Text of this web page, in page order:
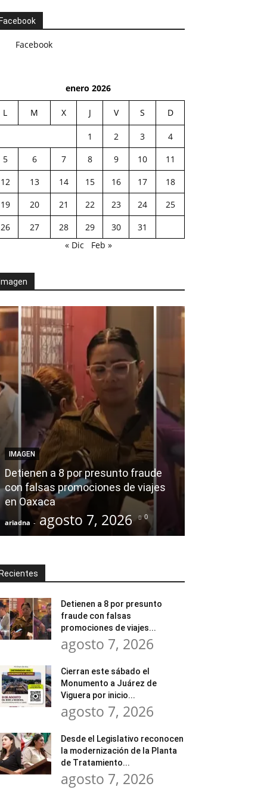
Facebook
enero 2026
L M X J V S D
1 2 3
4
5
6 7 8 9 10
11
12
13 14 15 16 17
18
19
20 21 22 23 24
25
26
27 28 29 30
31
« Dic
Feb »
IMAGEN
Detienen a 8 por presunto fraude
con falsas promociones de viajes
en Oaxaca
ariadna - agosto 7, 2026 0
Detienen a 8 por presunto
fraude con falsas
promociones de viajes...
agosto 7, 2026
Cierran este sábado el
Monumento a Juárez de
Viguera por inicio...
agosto 7, 2026
Desde el Legislativo reconocen
la modernización de la Planta
de Tratamiento...
agosto 7, 2026